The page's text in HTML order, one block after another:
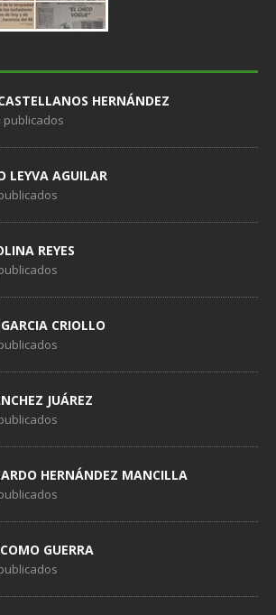
HERNÁNDEZ
publicados
LEYVA AGUILAR
REYES
CRIOLLO
JUÁREZ
HERNÁNDEZ MANCILLA
GUERRA